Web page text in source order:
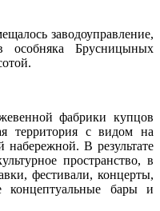
заводоуправление,
особняка Брусницыных
фабрики купцов
территория с видом на
В результате
пространство, в
фестивали, концерты,
концептуальные бары и